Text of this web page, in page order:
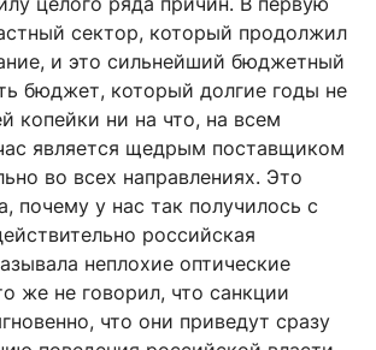
сектор, который продолжил
и это сильнейший бюджетный
бюджет, который долгие годы не
копейки ни на что, на всем
является щедрым поставщиком
во всех направлениях. Это
почему у нас так получилось с
российская
неплохие оптические
же не говорил, что санкции
что они приведут сразу